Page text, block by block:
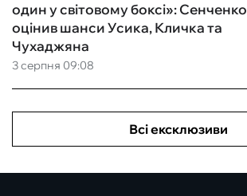
3 серпня 09:08
один у світовому боксі»: Сенченко
оцінив шанси Усика, Кличка та
Чухаджяна
Всі ексклюзиви